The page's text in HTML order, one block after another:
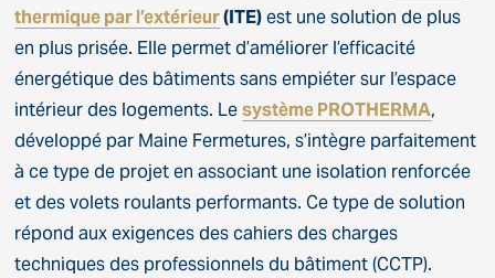
thermique par l’extérieur(ITE)est une solution de plus
en plus prisée. Elle permet d’améliorer l’efficacité
énergétique des bâtiments sans empiéter sur l’espace
intérieur des logements. Lesystème PROTHERMA,
développé par Maine Fermetures, s’intègre parfaitement
à ce type de projet en associant une isolation renforcée
et des volets roulants performants. Ce type de solution
répond aux exigences des cahiers des charges
techniques des professionnels du bâtiment (CCTP).